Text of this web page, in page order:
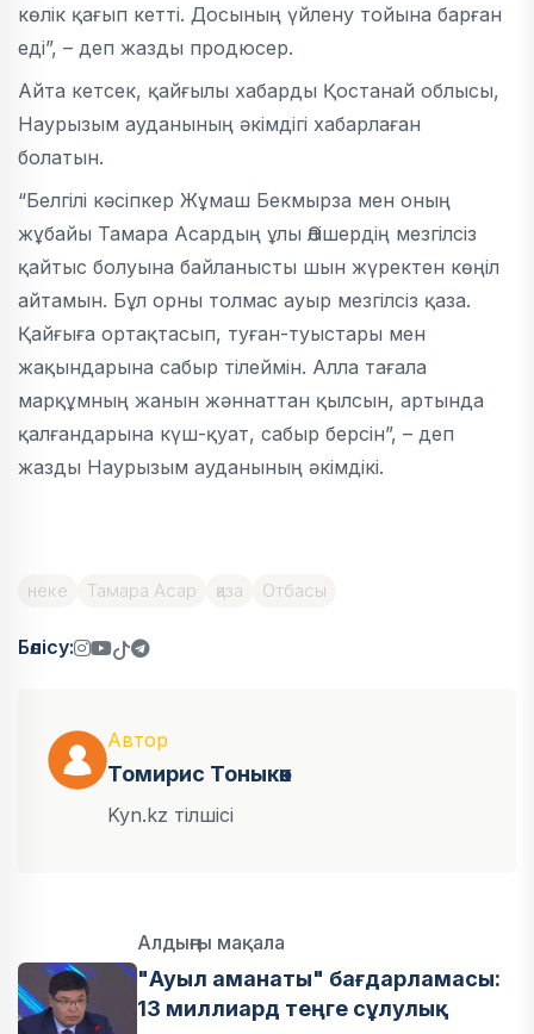
көлік қағып кетті. Досының үйлену тойына барған
еді”, – деп жазды продюсер.
Айта кетсек, қайғылы хабарды Қостанай облысы,
Наурызым ауданының әкімдігі хабарлаған
болатын.
“Белгілі кәсіпкер Жұмаш Бекмырза мен оның
жұбайы Тамара Асардың ұлы Әлішердің мезгілсіз
қайтыс болуына байланысты шын жүректен көңіл
айтамын. Бұл орны толмас ауыр мезгілсіз қаза.
Қайғыға ортақтасып, туған-туыстары мен
жақындарына сабыр тілеймін. Алла тағала
марқұмның жанын жәннаттан қылсын, артында
қалғандарына күш-қуат, сабыр берсін”, – деп
жазды Наурызым ауданының әкімдікі.
неке Тамара Асар қаза Отбасы
Бөлісу:
Автор
Томирис Тоныкөк
Kyn.kz тілшісі
Алдыңғы мақала
"Ауыл аманаты" бағдарламасы:
13 миллиард теңге сұлулық